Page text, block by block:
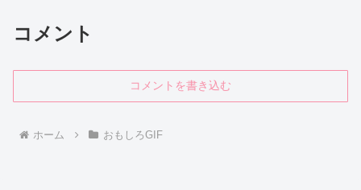
コメント
コメントを書き込む
ホーム おもしろGIF